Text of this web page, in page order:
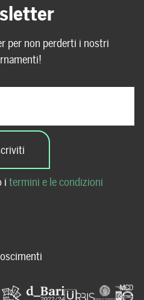
per non perderti i nostri
i termini e le condizioni